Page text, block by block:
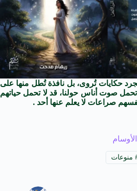
حكايات تُروى، بل نافذة تُطل منها على
تحمل صوت أناس حولنا، قد لا تحمل حياتهم
صراعات لا يعلم عنها أحد .
الأوسام
منوعات